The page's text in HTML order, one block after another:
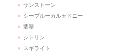
サンストーン
シーブルーカルセドニー
翡翠
シトリン
スギライト